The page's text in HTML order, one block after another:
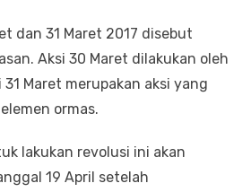
dan 31 Maret 2017 disebut
Aksi 30 Maret dilakukan oleh
Maret merupakan aksi yang
ormas.
lakukan revolusi ini akan
19 April setelah